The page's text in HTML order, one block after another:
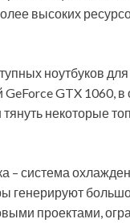
высоких
ноутбуков
GTX 1060,
некоторые
– система
генерируют
проектами,